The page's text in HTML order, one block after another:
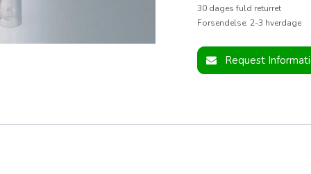
30 dages fuld returret
Forsendelse: 2-3 hverdage
Request